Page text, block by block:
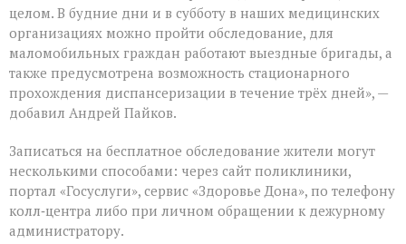
целом. В будние дни и в субботу в наших медицинских
организациях можно пройти обследование, для
маломобильных граждан работают выездные бригады, а
также предусмотрена возможность стационарного
прохождения диспансеризации в течение трёх дней», —
добавил Андрей Пайков.
Записаться на бесплатное обследование жители могут
несколькими способами: через сайт поликлиники,
портал «Госуслуги», сервис «Здоровье Дона», по телефону
колл‑центра либо при личном обращении к дежурному
администратору.